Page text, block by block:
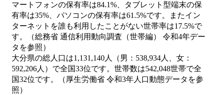
マートフォンの保有率は84.1%、タブレット型端末の保
有率は35%、パソコンの保有率は61.5%です。またイン
ターネットを誰も利用したことがない世帯率は17.5%で
す。（総務省 通信利用動向調査（世帯編） 令和4年デー
タを参照）
大分県の総人口は1,131,140人（男：538,934人、女：
592,206人）で全国33位です。世帯数は542,048世帯で全
国32位です。（厚生労働省 令和3年人口動態データを参
照）